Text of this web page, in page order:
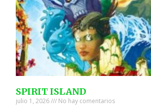
SPIRIT ISLAND
julio 1, 2026 No hay comentarios